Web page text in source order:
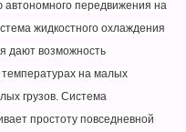
автономного передвижения на
жидкостного охлаждения
дают возможность
температурах на малых
грузов. Система
простоту повседневной